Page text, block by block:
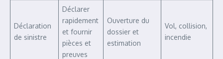
Déclaration
de sinistre
Déclarer
rapidement
et fournir
pièces et
preuves
Ouverture du
dossier et
estimation
Vol, collision,
incendie